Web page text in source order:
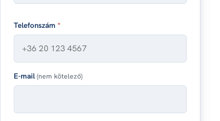
Telefonszám*
E-mail(nem kötelező)